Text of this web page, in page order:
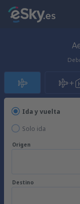
Ida y vuelta
Solo ida
Origen
Destino